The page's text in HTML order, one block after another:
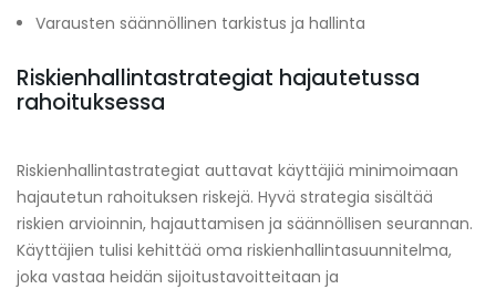
Varausten säännöllinen tarkistus ja hallinta
Riskienhallintastrategiat hajautetussa
rahoituksessa
Riskienhallintastrategiat auttavat käyttäjiä minimoimaan
hajautetun rahoituksen riskejä. Hyvä strategia sisältää
riskien arvioinnin, hajauttamisen ja säännöllisen seurannan.
Käyttäjien tulisi kehittää oma riskienhallintasuunnitelma,
joka vastaa heidän sijoitustavoitteitaan ja